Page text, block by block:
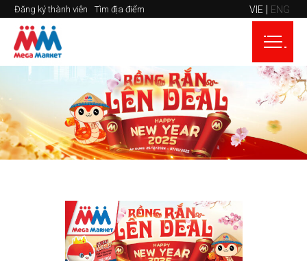
Đăng ký thành viên Tìm địa điểm VIE ENG